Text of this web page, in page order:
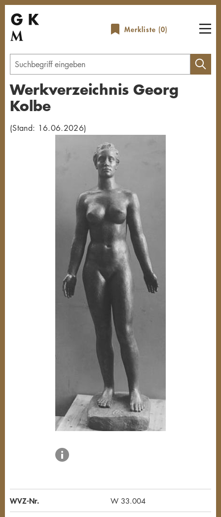
Direkt
zum
Inhalt
Merkliste (0)
Geben
Sie
einen
Suchbegriff
Werkverzeichnis Georg
Kolbe
(Stand: 16.06.2026)
WVZ-Nr. W 33.004